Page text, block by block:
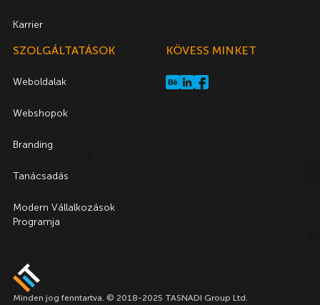
Minden jog fenntartva. © 2018-2025 TASNADI Group Ltd.
SZOLGÁLTATÁSOK
Weboldalak
Webshopok
Branding
Tanácsadás
Modern Vállalkozások
Programja
Karrier
KÖVESS MINKET